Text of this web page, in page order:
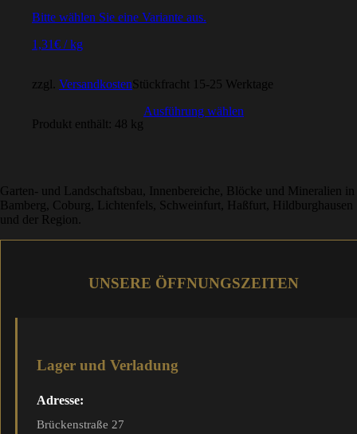
Bitte wählen Sie eine Variante aus.
1,31€ /kg
zzgl. VersandkostenStückfracht 15-25 Werktage
Produkt enthält: 48 kg
Ausführung wählen
Garten- und Landschaftsbau, Innenbereiche, Blöcke und Mineralien in
Bamberg, Coburg, Lichtenfels, Schweinfurt, Haßfurt, Hildburghausen
und der Region.
UNSERE ÖFFNUNGSZEITEN
Lager und Verladung
Adresse:
Brückenstraße 27